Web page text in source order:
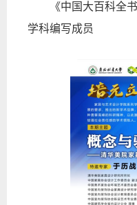
《中国大百科全
学科编写成员